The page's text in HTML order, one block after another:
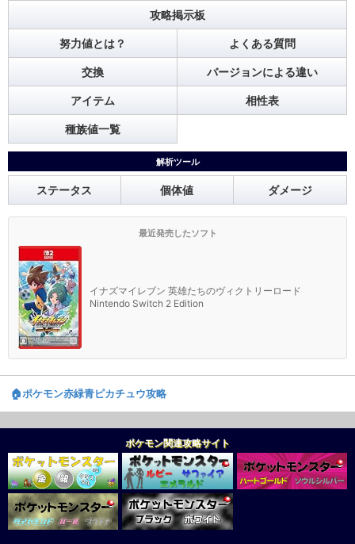
攻略掲示板
努力値とは？ よくある質問
交換 バージョンによる違い
アイテム 相性表
種族値一覧
解析ツール
ステータス 個体値 ダメージ
最近発売したソフト
イナズマイレブン 英雄たちのヴィクトリーロード
Nintendo Switch 2 Edition
🏠️ポケモン赤緑青ピカチュウ攻略
ポケモン関連攻略サイト